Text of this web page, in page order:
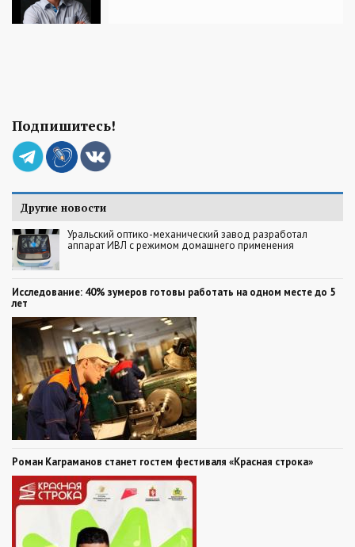
Подпишитесь!
Другие новости
Уральский оптико-механический завод разработал
аппарат ИВЛ с режимом домашнего применения
Исследование: 40% зумеров готовы работать на одном месте до 5
лет
Роман Каграманов станет гостем фестиваля «Красная строка»